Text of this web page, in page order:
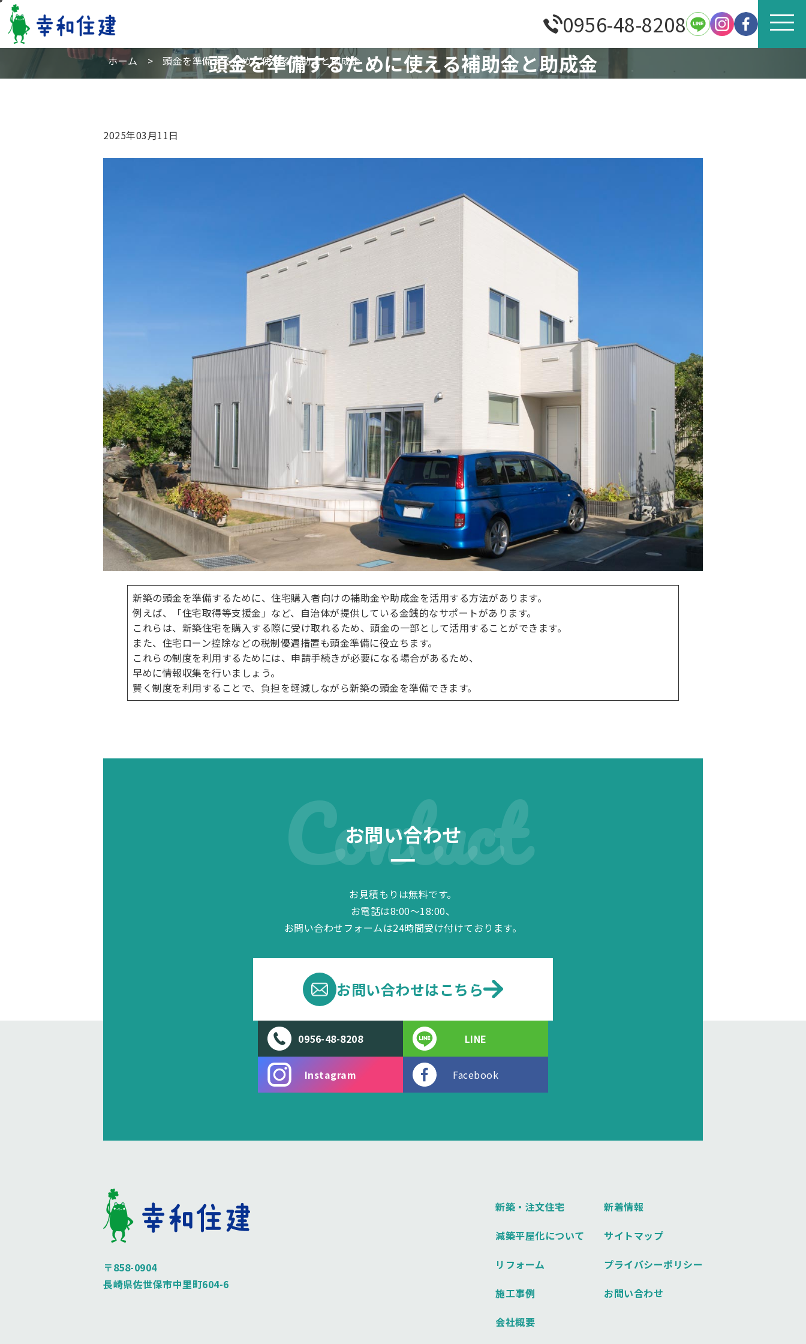
0956-48-8208
頭金を準備するために使える補助金と助成金
ホーム > 頭金を準備するために使える補助金と助成金
2025年03月11日
新築の頭金を準備するために、住宅購入者向けの補助金や助成金を活用する方法があります。
例えば、「住宅取得等支援金」など、自治体が提供している金銭的なサポートがあります。
これらは、新築住宅を購入する際に受け取れるため、頭金の一部として活用することができます。
また、住宅ローン控除などの税制優遇措置も頭金準備に役立ちます。
これらの制度を利用するためには、申請手続きが必要になる場合があるため、
早めに情報収集を行いましょう。
賢く制度を利用することで、負担を軽減しながら新築の頭金を準備できます。
Contact
お問い合わせ
お見積もりは無料です。
お電話は8:00～18:00、
お問い合わせフォームは24時間受け付けております。
お問い合わせはこちら
0956-48-8208 LINE
Instagram Facebook
〒858-0904
長崎県佐世保市中里町604-6
新築・注文住宅
減築平屋化について
リフォーム
施工事例
会社概要
新着情報
サイトマップ
プライバシーポリシー
お問い合わせ